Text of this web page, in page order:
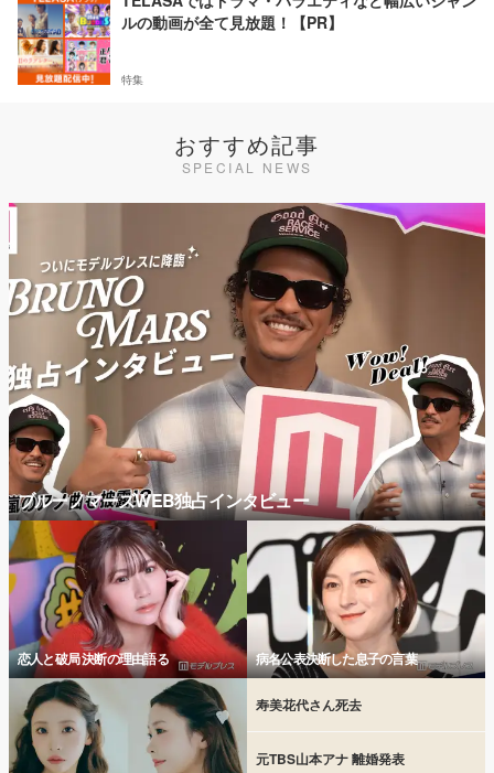
ルの動画が全て見放題！【PR】
特集
おすすめ記事
SPECIAL NEWS
ブルーノマーズWEB独占インタビュー
恋人と破局 決断の理由語る 病名公表決断した息子の言葉
寿美花代さん死去
元TBS山本アナ 離婚発表